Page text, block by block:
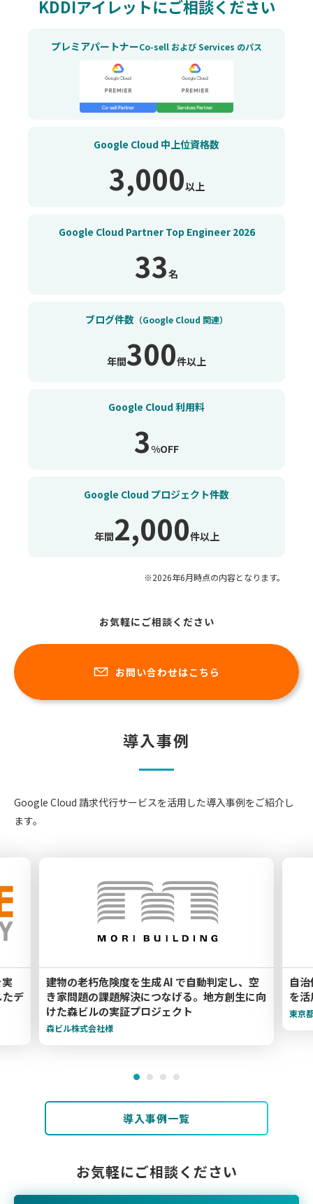
KDDIアイレットにご相談ください
プレミアパートナーCo-sell および Services のパス
Google Cloud 中上位資格数
3,000以上
Google Cloud Partner Top Engineer 2026
33名
ブログ件数 （Google Cloud 関連）
年間300件以上
Google Cloud 利用料
3%OFF
Google Cloud プロジェクト件数
年間2,000件以上
※2026年6月時点の内容となります。
お気軽にご相談ください
お問い合わせはこちら
導入事例
Google Cloud 請求代行サービスを活用した導入事例をご紹介し
ます。
デ
建物の老朽危険度を生成 AI で自動判定し、空
き家問題の課題解決につなげる。地方創生に向
けた森ビルの実証プロジェクト
森ビル株式会社様
自
を
東京
導入事例一覧
お気軽にご相談ください